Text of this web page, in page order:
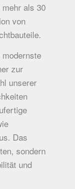
als 30
von
zur
unserer
Das
sondern
und